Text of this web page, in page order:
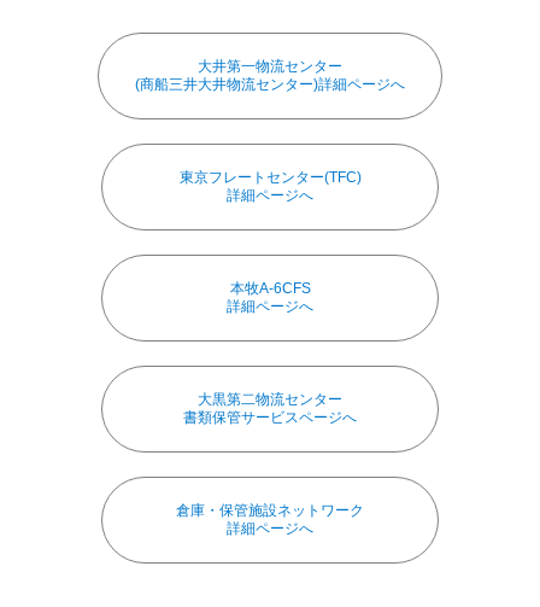
大井第一物流センター
(商船三井大井物流センター)詳細ページへ
東京フレートセンター(TFC)
詳細ページへ
本牧A-6CFS
詳細ページへ
大黒第二物流センター
書類保管サービスページへ
倉庫・保管施設ネットワーク
詳細ページへ